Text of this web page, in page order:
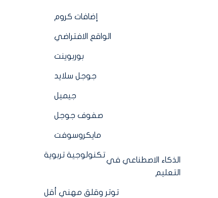
إضافات كروم
الواقع الافتراضي
بوربوينت
جوجل سلايد
جيميل
صفوف جوجل
مايكروسوفت
تكنولوجية تربوية
الذكاء الاصطناعي في
التعليم
توتر وقلق مهني أقل